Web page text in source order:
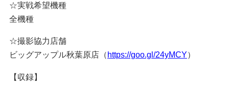
☆実戦希望機種
全機種
☆撮影協力店舗
ビッグアップル秋葉原店（ https://goo.gl/24yMCY）
【収録】